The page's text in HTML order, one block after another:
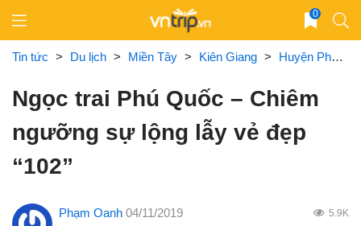
content
0
Tin tức > Du lịch > Miền Tây > Kiên Giang > Huyện Phú Quốc
Ngọc trai Phú Quốc – Chiêm
ngưỡng sự lộng lẫy vẻ đẹp
“102”
Phạm Oanh 04/11/2019 5.9K